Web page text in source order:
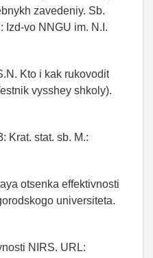
zavedeniy. Sb.
Izd-vo NNGU im. N.I.
Kto i kak rukovodit
vysshey shkoly).
Krat. stat. sb. M.:
otsenka effektivnosti
universiteta.
NIRS. URL: